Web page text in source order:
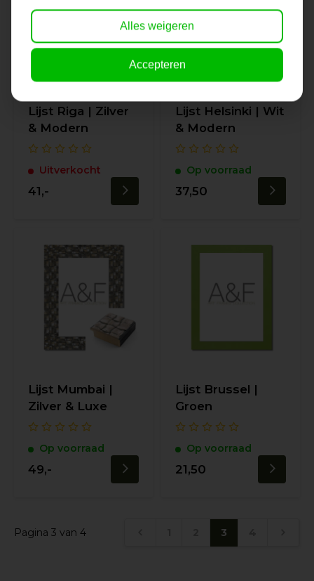
Lijst Riga | Zilver
& Modern
Uitverkocht
41,-
Lijst Helsinki | Wit
& Modern
Op voorraad
37,50
Lijst Mumbai |
Zilver & Luxe
Op voorraad
49,-
Lijst Brussel |
Groen
Op voorraad
21,50
Pagina 3 van 4 3
Alles weigeren
Accepteren